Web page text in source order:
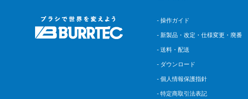
- 操作ガイド
- 新製品・改定・仕様変更・廃番
- 送料・配送
- ダウンロード
- 個人情報保護指針
- 特定商取引法表記